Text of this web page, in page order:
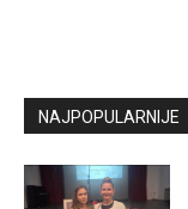
NAJPOPULARNIJE